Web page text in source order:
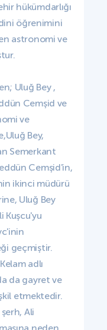
hükümdarlığı
öğrenimini
astronomi ve
Uluğ Bey ,
Cemşid ve
ve
Bey,
Semerkant
Cemşid'in,
ikinci müdürü
Uluğ Bey
Kuşcu'yu
geçmiştir.
adlı
da gayret ve
etmektedir.
Ali
neden